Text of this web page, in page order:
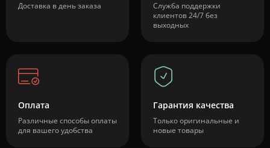
Доставка в день заказа
Служба поддержки
клиентов 24/7 без
выходных
Оплата
Различные способы оплаты
для вашего удобства
Гарантия качества
Только оригинальные и
новые товары